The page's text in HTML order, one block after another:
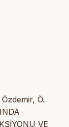
Ö.
VE